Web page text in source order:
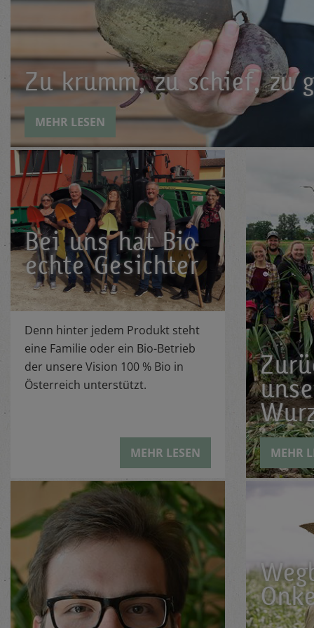
Zu krumm, zu schief, zu
MEHR LESEN
Bei uns hat Bio
echte Gesichter
Denn hinter jedem Produkt steht
eine Familie oder ein Bio-Betrieb
der unsere Vision 100 % Bio in
Österreich unterstützt.
MEHR LESEN MEHR